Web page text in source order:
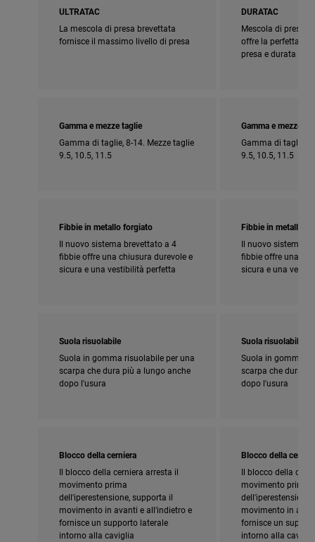
ULTRATAC
La mescola di presa brevettata
fornisce il massimo livello di presa
DURATAC
Mescola di presa
offre la perfetta
presa e durata
Gamma e mezze taglie
Gamma di taglie, 8-14. Mezze taglie
9.5, 10.5, 11.5
Gamma e mezze
Gamma di taglie,
9.5, 10.5, 11.5
Fibbie in metallo forgiato
Il nuovo sistema brevettato a 4
fibbie offre una chiusura durevole e
sicura e una vestibilità perfetta
Fibbie in metallo
Il nuovo sistema
fibbie offre una
sicura e una
Suola risuolabile
Suola in gomma risuolabile per una
scarpa che dura più a lungo anche
dopo l'usura
Suola risuolabile
Suola in gomma
scarpa che dura
dopo l'usura
Blocco della cerniera
Il blocco della cerniera arresta il
movimento prima
dell'iperestensione, supporta il
movimento in avanti e all'indietro e
fornisce un supporto laterale
intorno alla caviglia
Blocco della
Il blocco della
movimento prima
movimento in
fornisce un
intorno alla